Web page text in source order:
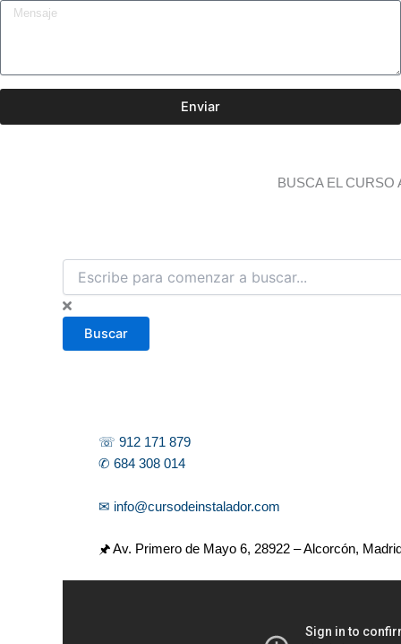
Enviar
BUSCA EL CURSO
B
s
c
Buscar
☏ 912 171 879
✆ 684 308 014
✉ info@cursodeinstalador.com
🖈 Av. Primero de Mayo 6, 28922 – Alcorcón,